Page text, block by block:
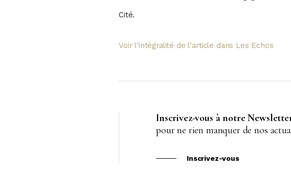
Cité.
Voir l’intégralité de l’article dans Les Echos
Inscrivez-vous à notre
pour ne rien manquer de nos
Inscrivez-vous